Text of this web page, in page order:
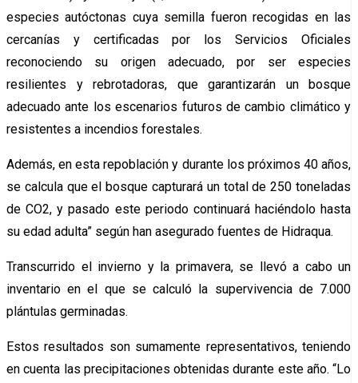
especies autóctonas cuya semilla fueron recogidas en las
cercanías y certificadas por los Servicios Oficiales
reconociendo su origen adecuado, por ser especies
resilientes y rebrotadoras, que garantizarán un bosque
adecuado ante los escenarios futuros de cambio climático y
resistentes a incendios forestales.
Además, en esta repoblación y durante los próximos 40 años,
se calcula que el bosque capturará un total de 250 toneladas
de CO2, y pasado este periodo continuará haciéndolo hasta
su edad adulta” según han asegurado fuentes de Hidraqua.
Transcurrido el invierno y la primavera, se llevó a cabo un
inventario en el que se calculó la supervivencia de 7.000
plántulas germinadas.
Estos resultados son sumamente representativos, teniendo
en cuenta las precipitaciones obtenidas durante este año. “Lo